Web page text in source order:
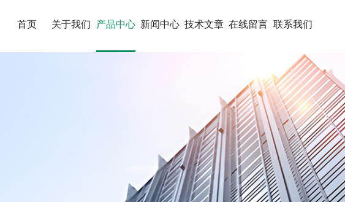
首页 关于我们 产品中心 新闻中心 技术文章 在线留言 联系我们